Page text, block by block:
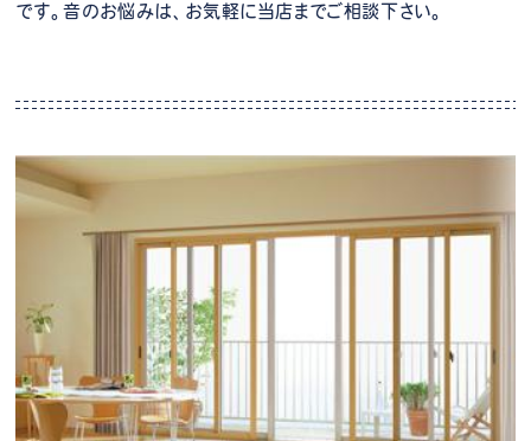
です。音のお悩みは、お気軽に当店までご相談下さい。